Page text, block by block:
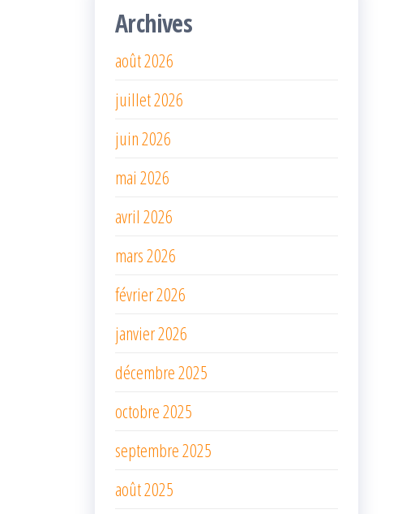
Archives
août 2026
juillet 2026
juin 2026
mai 2026
avril 2026
mars 2026
février 2026
janvier 2026
décembre 2025
octobre 2025
septembre 2025
août 2025